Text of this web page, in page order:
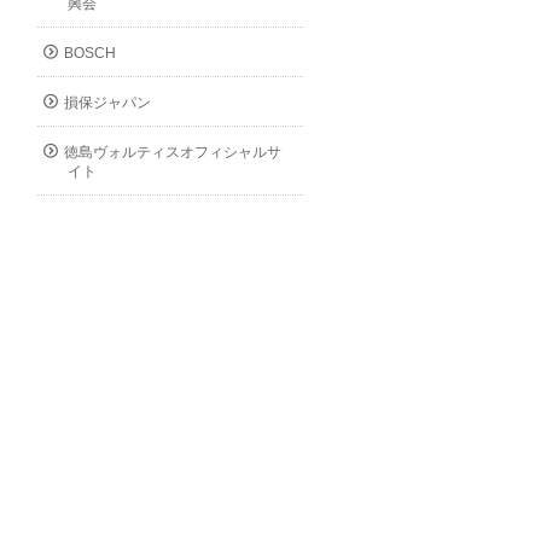
興会
BOSCH
損保ジャパン
徳島ヴォルティスオフィシャルサ
イト